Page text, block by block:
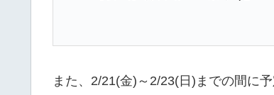
また、2/21(金)～2/23(日)までの間に